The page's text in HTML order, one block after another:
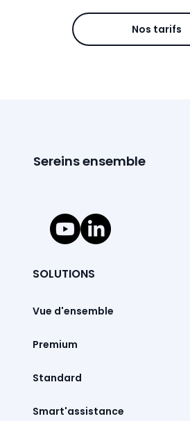
Nos tarifs
Sereins ensemble
SOLUTIONS
Vue d'ensemble
Premium
Standard
Smart'assistance